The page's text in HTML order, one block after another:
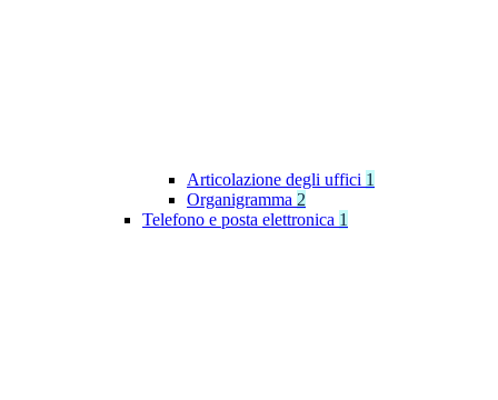
Articolazione degli uffici 1
Organigramma 2
Telefono e posta elettronica 1